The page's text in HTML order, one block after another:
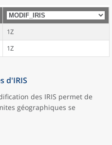
1Z
1Z
d'IRIS
des IRIS permet de
géographiques se